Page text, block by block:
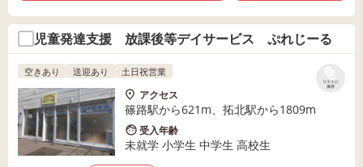
児童発達支援 放課後等デイサービス ぷれじーる
リストに
保存
空きあり 送迎あり 土日祝営業
アクセス
篠路駅から621m、拓北駅から1809m
受入年齢
未就学 小学生 中学生 高校生